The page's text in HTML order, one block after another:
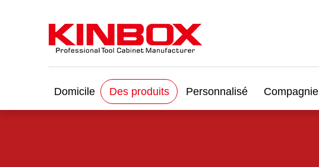
Domicile Des produits Personnalisé Compagnie